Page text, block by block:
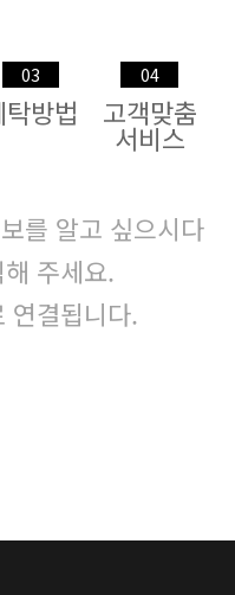
03
탁방법
04
고객맞춤
서비스
를 알고 싶으시다
주세요.
연결됩니다.